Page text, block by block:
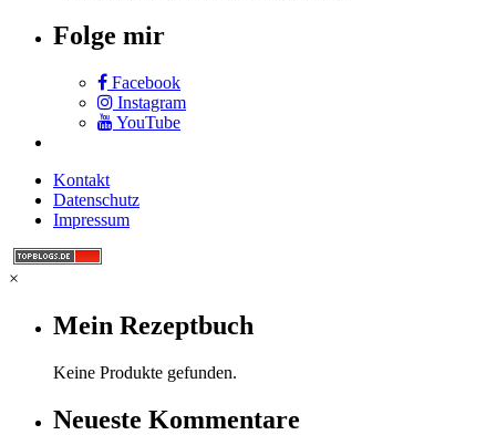
Folge mir
Facebook
Instagram
YouTube
Kontakt
Datenschutz
Impressum
×
Mein Rezeptbuch
Keine Produkte gefunden.
Neueste Kommentare